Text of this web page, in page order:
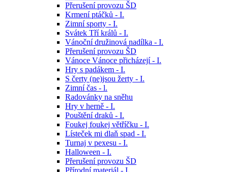
Přerušení provozu ŠD
Krmení ptáčků - I.
Zimní sporty - I.
Svátek Tří králů - I.
Vánoční družinová nadílka - I.
Přerušení provozu ŠD
Vánoce Vánoce přicházejí - I.
Hry s padákem - I.
S čerty (ne)jsou žerty - I.
Zimní čas - l.
Radovánky na sněhu
Hry v herně - I.
Pouštění draků - I.
Foukej foukej větříčku - I.
Lísteček mi dlaň spad - I.
Turnaj v pexesu - I.
Halloween - I.
Přerušení provozu ŠD
Přírodní materiál - I.